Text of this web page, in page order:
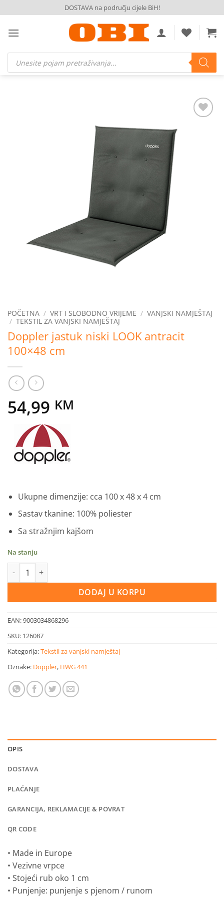
to
content
DOSTAVA na području cijele BiH!
Products
search
POČETNA / VRT I SLOBODNO VRIJEME / VANJSKI NAMJEŠTAJ
/ TEKSTIL ZA VANJSKI NAMJEŠTAJ
Doppler jastuk niski LOOK antracit
100×48 cm
54,99 KM
Ukupne dimenzije: cca 100 x 48 x 4 cm
Sastav tkanine: 100% poliester
Sa stražnjim kajšom
Na stanju
Doppler jastuk niski LOOK antracit 100x48 cm količina
DODAJ U KORPU
EAN:9003034868296
SKU: 126087
Kategorija:Tekstil za vanjski namještaj
Oznake: Doppler, HWG 441
OPIS
DOSTAVA
PLAĆANJE
GARANCIJA, REKLAMACIJE & POVRAT
QR CODE
• Made in Europe
• Vezivne vrpce
• Stojeći rub oko 1 cm
• Punjenje: punjenje s pjenom / runom